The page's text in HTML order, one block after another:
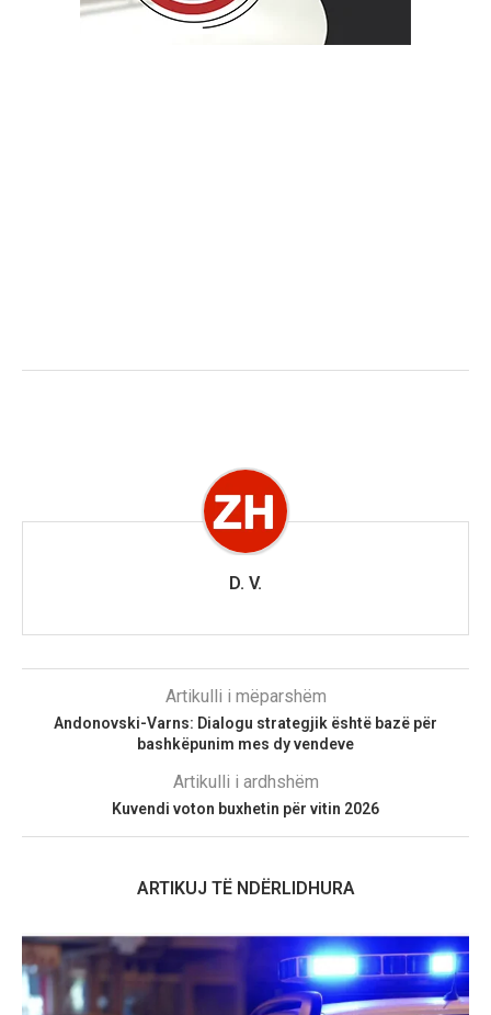
D. V.
Artikulli i mëparshëm
Andonovski-Varns: Dialogu strategjik është bazë për
bashkëpunim mes dy vendeve
Artikulli i ardhshëm
Kuvendi voton buxhetin për vitin 2026
ARTIKUJ TË NDËRLIDHURA